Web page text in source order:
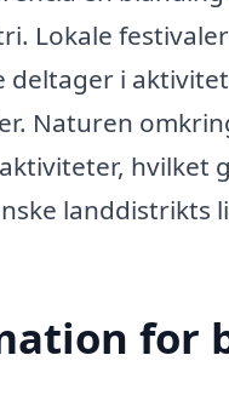
Lokale
i
Naturen
hvilket
landdistrikts
for